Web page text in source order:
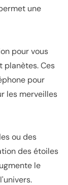
une
pour vous
planètes. Ces
pour
les merveilles
ou des
des étoiles
le